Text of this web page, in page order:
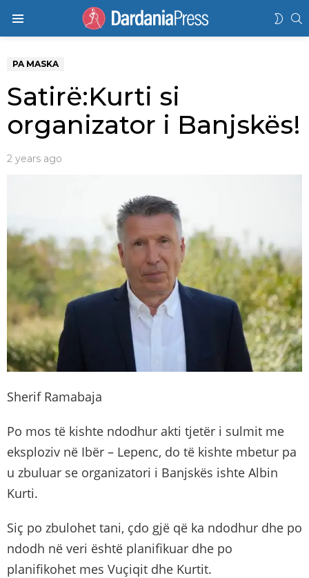
PA MASKA
Satirë:Kurti si
organizator i Banjskës!
2 years ago
Sherif Ramabaja
Po mos të kishte ndodhur akti tjetër i sulmit me
eksploziv në Ibër – Lepenc, do të kishte mbetur pa
u zbuluar se organizatori i Banjskës ishte Albin
Kurti.
Siç po zbulohet tani, çdo gjë që ka ndodhur dhe po
ndodh në veri është planifikuar dhe po
planifikohet mes Vuçiqit dhe Kurtit.